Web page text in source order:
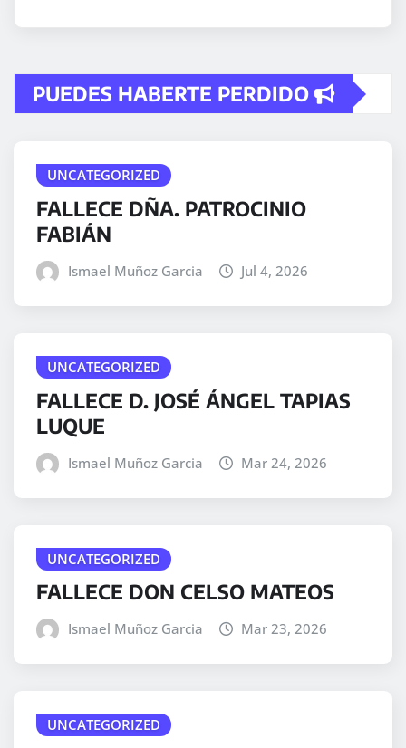
PUEDES HABERTE PERDIDO
UNCATEGORIZED
FALLECE DÑA. PATROCINIO
FABIÁN
Ismael Muñoz Garcia Jul 4, 2026
UNCATEGORIZED
FALLECE D. JOSÉ ÁNGEL TAPIAS
LUQUE
Ismael Muñoz Garcia Mar 24, 2026
UNCATEGORIZED
FALLECE DON CELSO MATEOS
Ismael Muñoz Garcia Mar 23, 2026
UNCATEGORIZED